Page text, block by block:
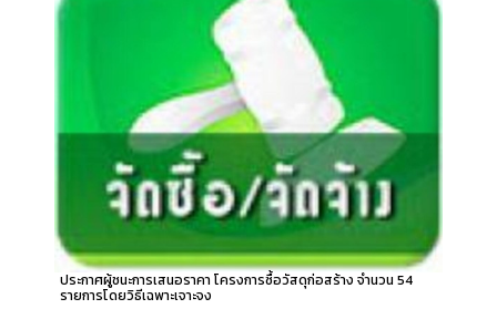
ประกาศผู้ชนะการเสนอราคา โครงการซื้อวัสดุก่อสร้าง จำนวน 54
รายการโดยวิธีเฉพาะเจาะจง